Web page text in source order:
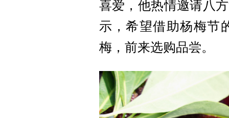
喜爱，他热情邀请八
示，希望借助杨梅节
梅，前来选购品尝。